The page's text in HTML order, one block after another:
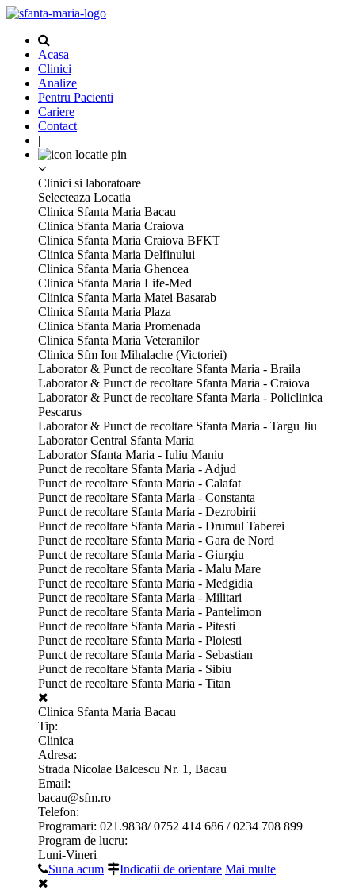
Acasa
Clinici
Analize
Pentru Pacienti
Cariere
Contact
|
Clinici si laboratoare
Selecteaza Locatia
Clinica Sfanta Maria Bacau
Clinica Sfanta Maria Craiova
Clinica Sfanta Maria Craiova BFKT
Clinica Sfanta Maria Delfinului
Clinica Sfanta Maria Ghencea
Clinica Sfanta Maria Life-Med
Clinica Sfanta Maria Matei Basarab
Clinica Sfanta Maria Plaza
Clinica Sfanta Maria Promenada
Clinica Sfanta Maria Veteranilor
Clinica Sfm Ion Mihalache (Victoriei)
Laborator & Punct de recoltare Sfanta Maria - Braila
Laborator & Punct de recoltare Sfanta Maria - Craiova
Laborator & Punct de recoltare Sfanta Maria - Policlinica
Pescarus
Laborator & Punct de recoltare Sfanta Maria - Targu Jiu
Laborator Central Sfanta Maria
Laborator Sfanta Maria - Iuliu Maniu
Punct de recoltare Sfanta Maria - Adjud
Punct de recoltare Sfanta Maria - Calafat
Punct de recoltare Sfanta Maria - Constanta
Punct de recoltare Sfanta Maria - Dezrobirii
Punct de recoltare Sfanta Maria - Drumul Taberei
Punct de recoltare Sfanta Maria - Gara de Nord
Punct de recoltare Sfanta Maria - Giurgiu
Punct de recoltare Sfanta Maria - Malu Mare
Punct de recoltare Sfanta Maria - Medgidia
Punct de recoltare Sfanta Maria - Militari
Punct de recoltare Sfanta Maria - Pantelimon
Punct de recoltare Sfanta Maria - Pitesti
Punct de recoltare Sfanta Maria - Ploiesti
Punct de recoltare Sfanta Maria - Sebastian
Punct de recoltare Sfanta Maria - Sibiu
Punct de recoltare Sfanta Maria - Titan
Clinica Sfanta Maria Bacau
Tip:
Clinica
Adresa:
Strada Nicolae Balcescu Nr. 1, Bacau
Email:
bacau@sfm.ro
Telefon:
Programari: 021.9838/ 0752 414 686 / 0234 708 899
Program de lucru:
Luni-Vineri
Suna acum
Indicatii de orientare Mai multe